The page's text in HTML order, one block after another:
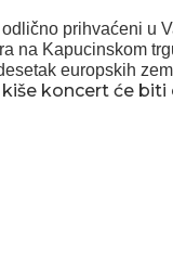
prihvaćeni u
na Kapucinskom
europskih
kiše koncert će biti